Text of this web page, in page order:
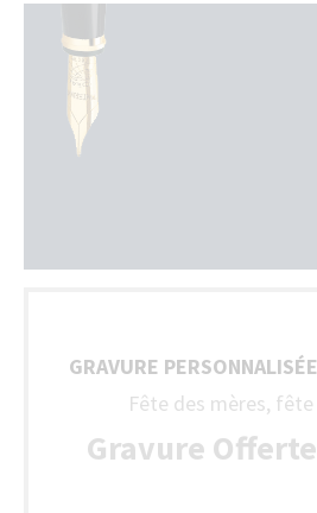
GRAVURE
Fête des mères,
Gravure Offerte